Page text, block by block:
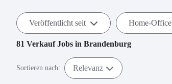
Veröffentlicht seit Home-Office
81 VerkaufJobs in Brandenburg
Sortieren nach: Relevanz